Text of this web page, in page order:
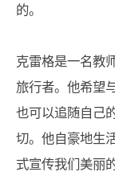
的。
克雷格是一名教
旅行者。他希望
也可以追随自己
切。他自豪地生
式宣传我们美丽